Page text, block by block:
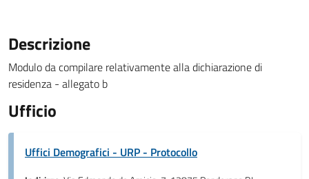
Descrizione
Modulo da compilare relativamente alla dichiarazione di
residenza - allegato b
Ufficio
Uffici Demografici - URP - Protocollo